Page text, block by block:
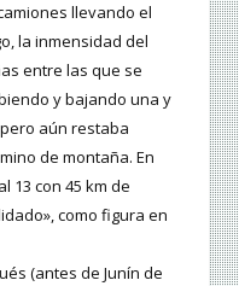
llevando el
la inmensidad del
entre las que se
y bajando una y
aún restaba
de montaña. En
13 con 45 km de
como figura en
(antes de Junín de